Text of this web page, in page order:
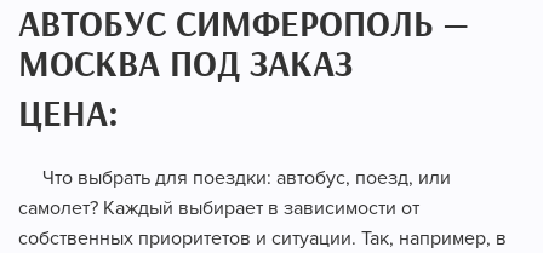
АВТОБУС СИМФЕРОПОЛЬ —
МОСКВА ПОД ЗАКАЗ
ЦЕНА:
Что выбрать для поездки: автобус, поезд, или
самолет? Каждый выбирает в зависимости от
собственных приоритетов и ситуации. Так, например, в